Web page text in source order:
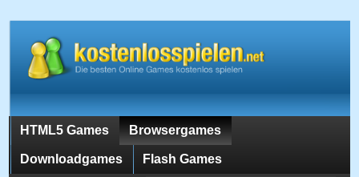
HTML5 Games Browsergames
Downloadgames Flash Games